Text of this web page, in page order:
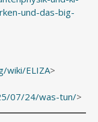
und-das-big-
wiki/ELIZA>
07/24/was-tun/>